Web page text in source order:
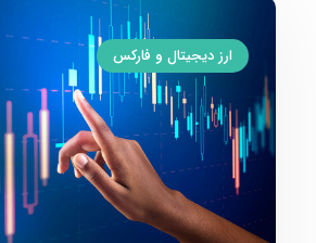
ارز دیجیتال و فارکس